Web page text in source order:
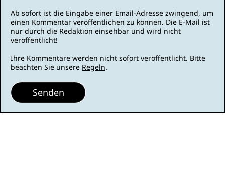
Ab sofort ist die Eingabe einer Email-Adresse zwingend, um
einen Kommentar veröffentlichen zu können. Die E-Mail ist
nur durch die Redaktion einsehbar und wird nicht
veröffentlicht!
Ihre Kommentare werden nicht sofort veröffentlicht. Bitte
beachten Sie unsere Regeln.
Senden